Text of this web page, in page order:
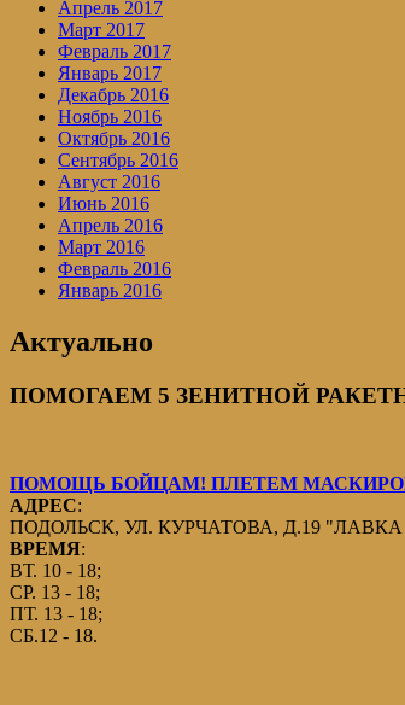
Апрель 2017
Март 2017
Февраль 2017
Январь 2017
Декабрь 2016
Ноябрь 2016
Октябрь 2016
Сентябрь 2016
Август 2016
Июнь 2016
Апрель 2016
Март 2016
Февраль 2016
Январь 2016
Актуально
ПОМОГАЕМ 5 ЗЕНИТНОЙ
ПОМОЩЬ БОЙЦАМ! ПЛЕТЕМ
АДРЕС:
ПОДОЛЬСК, УЛ. КУРЧАТОВА, Д.19 "ЛАВКА
ВРЕМЯ:
ВТ. 10 - 18;
СР. 13 - 18;
ПТ. 13 - 18;
СБ.12 - 18.